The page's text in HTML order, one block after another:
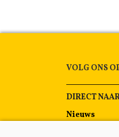
VOLG ONS
DIRECT
Nieuws